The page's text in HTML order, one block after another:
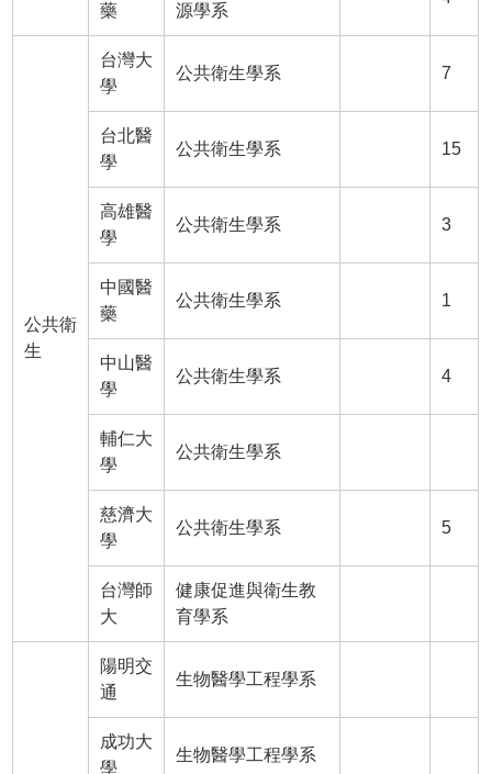
藥
源學系
公共衛
生
台灣大
學
公共衛生學系 7
台北醫
學
公共衛生學系 15
高雄醫
學
公共衛生學系 3
中國醫
藥
公共衛生學系 1
中山醫
學
公共衛生學系 4
輔仁大
學
公共衛生學系
慈濟大
學
公共衛生學系 5
台灣師
大
健康促進與衛生教
育學系
陽明交
通
生物醫學工程學系
成功大
學
生物醫學工程學系